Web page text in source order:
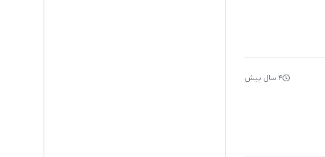
۴ سال پیش